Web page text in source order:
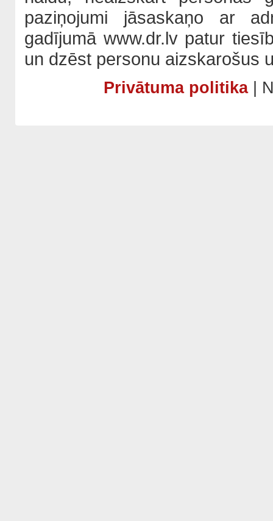
paziņojumi jāsaskaņo ar
gadījumā www.dr.lv patur
un dzēst personu aizskarošus
Privātuma politika|